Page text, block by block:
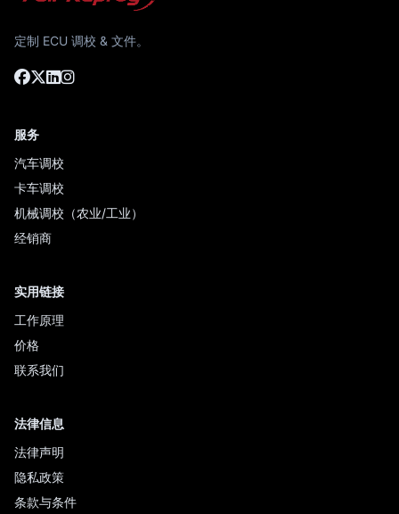
定制 ECU 调校 & 文件。
服务
汽车调校
卡车调校
机械调校（农业/工业）
经销商
实用链接
工作原理
价格
联系我们
法律信息
法律声明
隐私政策
条款与条件